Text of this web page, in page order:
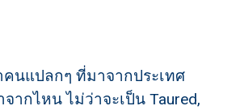
คนแปลกๆ ที่มาจากประเทศ
ากไหน ไม่ว่าจะเป็น Taured,